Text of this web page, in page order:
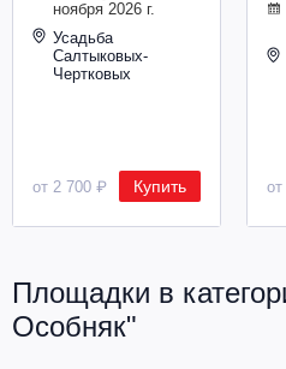
ноября 2026 г.
Усадьба
Салтыковых-
Чертковых
от 2 700 ₽ Купить
Площадки в
Особняк"